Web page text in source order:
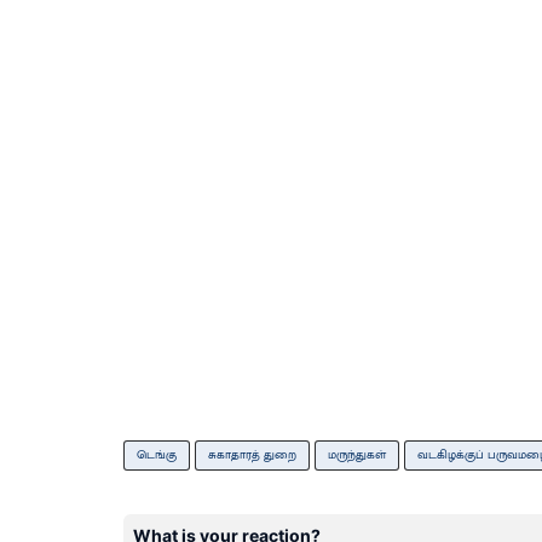
டெங்கு சுகாதாரத் துறை மருந்துகள் வடகிழக்குப்